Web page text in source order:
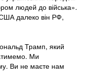
людей до війська».
далеко він РФ,
Трамп, який
Ми
Ви не маєте нам